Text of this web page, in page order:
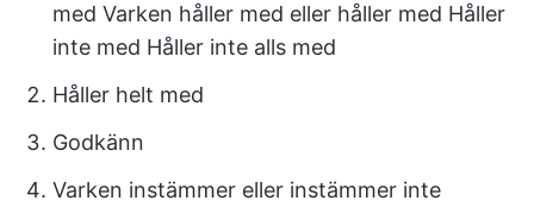
med Varken håller med eller håller med Håller
inte med Håller inte alls med
Håller helt med
Godkänn
Varken instämmer eller instämmer inte